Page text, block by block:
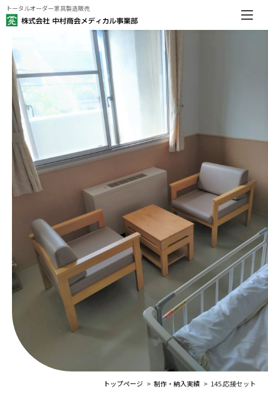
トータルオーダー家具製造販売
トップページ 制作・納入実績 145.応接セット